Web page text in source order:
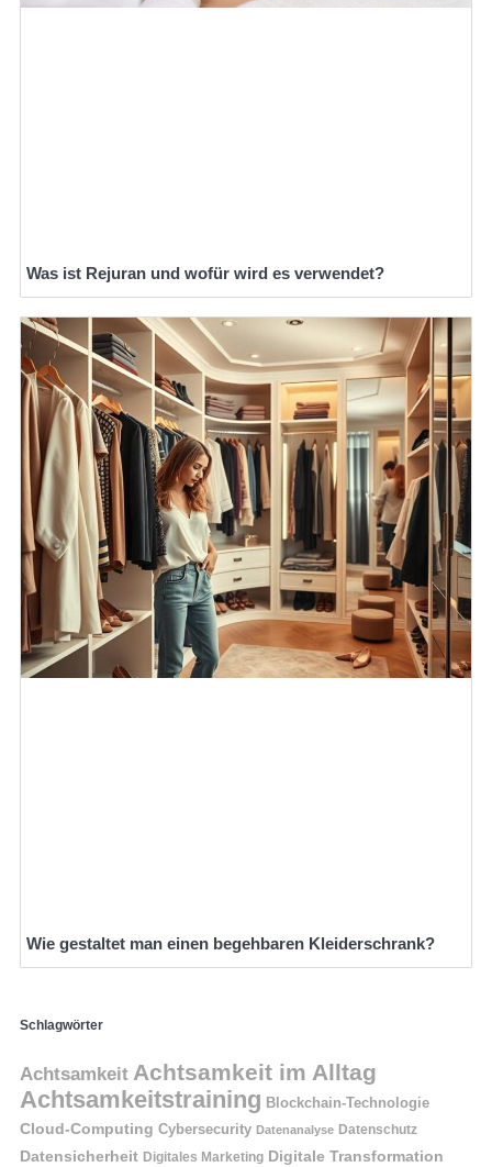
Was ist Rejuran und wofür wird es verwendet?
Wie gestaltet man einen begehbaren Kleiderschrank?
Schlagwörter
Achtsamkeit Achtsamkeit im Alltag
Achtsamkeitstraining Blockchain-Technologie
Cloud-Computing Cybersecurity Datenanalyse Datenschutz
Datensicherheit Digitales Marketing Digitale Transformation